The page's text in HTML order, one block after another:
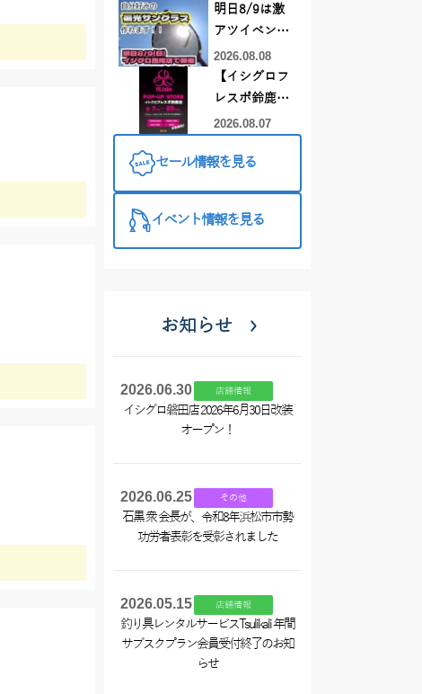
明日8/9は激
アツイベント
日！！！～オ
ーダー偏光グ
ラス受注会～
2026.08.08
【イシグロフ
レスポ鈴鹿
店】2026年夏
UP STORE開
2026.08.07
セール情報を見る
イベント情報を見る
お知らせ
2026.06.30 店舗情報
イシグロ磐田店 2026年6月30日改装
オープン！
2026.06.25 その他
石黒 衆 会長が、令和8年浜松市市勢
功労者表彰を受彰されました
2026.05.15 店舗情報
釣り具レンタルサービスTsulikali 年間
サブスクプラン会員受付終了のお知
らせ